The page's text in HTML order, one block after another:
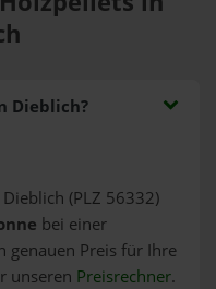
Dieblich?
(PLZ 56332)
bei einer
genauen Preis für Ihre
unseren Preisrechner.